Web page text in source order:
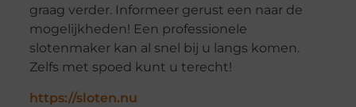
graag verder. Informeer gerust een naar de
mogelijkheden! Een professionele
slotenmaker kan al snel bij u langs komen.
Zelfs met spoed kunt u terecht!
https://sloten.nu